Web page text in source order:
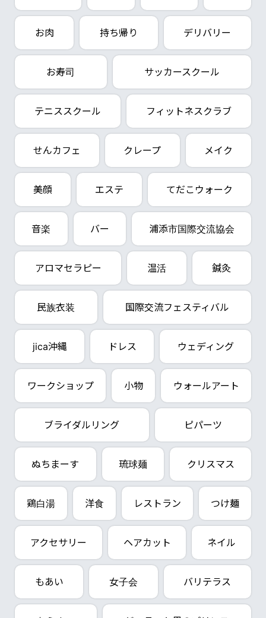
お肉 持ち帰り デリバリー
お寿司 サッカースクール
テニススクール フィットネスクラブ
せんカフェ クレープ メイク
美顔 エステ てだこウォーク
音楽 バー 浦添市国際交流協会
アロマセラピー 温活 鍼灸
民族衣装 国際交流フェスティバル
jica沖縄 ドレス ウェディング
ワークショップ 小物 ウォールアート
ブライダルリング ピパーツ
ぬちまーす 琉球麺 クリスマス
鶏白湯 洋食 レストラン つけ麺
アクセサリー ヘアカット ネイル
もあい 女子会 バリテラス